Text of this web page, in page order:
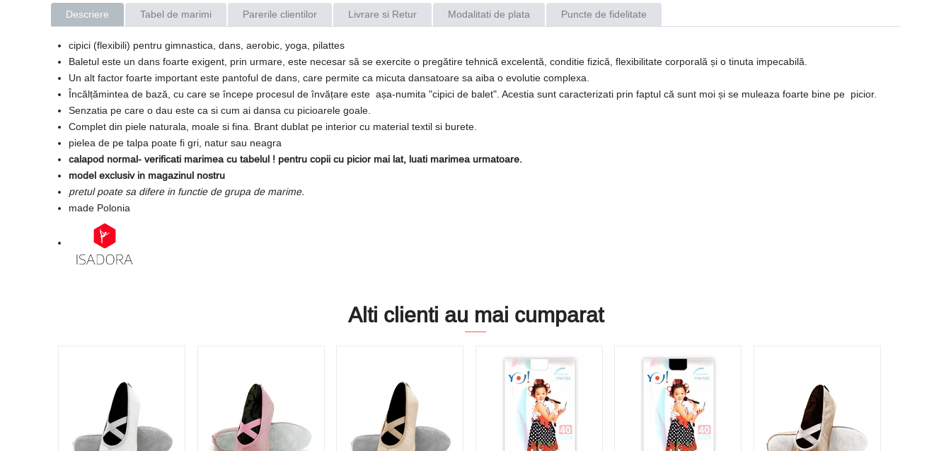
Descriere Tabel de marimi Parerile clientilor Livrare si Retur Modalitati de plata Puncte de fidelitate
cipici (flexibili) pentru gimnastica, dans, aerobic, yoga, pilattes
Baletul este un dans foarte exigent, prin urmare, este necesar să se exercite o pregătire tehnică excelentă, conditie fizică, flexibilitate corporală și o tinuta impecabilă.
Un alt factor foarte important este pantoful de dans, care permite ca micuta dansatoare sa aiba o evolutie complexa.
Încălțămintea de bază, cu care se începe procesul de învățare este așa-numita "cipici de balet". Acestia sunt caracterizati prin faptul că sunt moi și se muleaza foarte bine pe picior.
Senzatia pe care o dau este ca si cum ai dansa cu picioarele goale.
Complet din piele naturala, moale si fina. Brant dublat pe interior cu material textil si burete.
pielea de pe talpa poate fi gri, natur sau neagra
calapod normal- verificati marimea cu tabelul ! pentru copii cu picior mai lat, luati marimea urmatoare.
model exclusiv in magazinul nostru
pretul poate sa difere in functie de grupa de marime.
made Polonia
Alti clienti au mai cumparat